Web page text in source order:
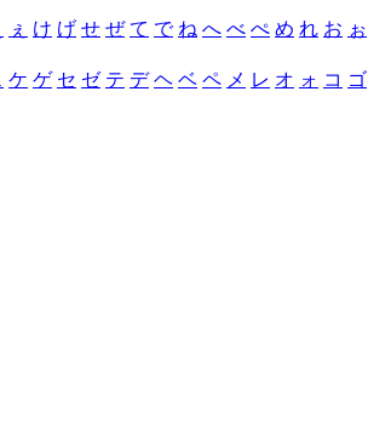
ぇ け げ せ ぜ て で ね へ べ ぺ め れ お ぉ
ケ ゲ セ ゼ テ デ ヘ ベ ペ メ レ オ ォ コ ゴ